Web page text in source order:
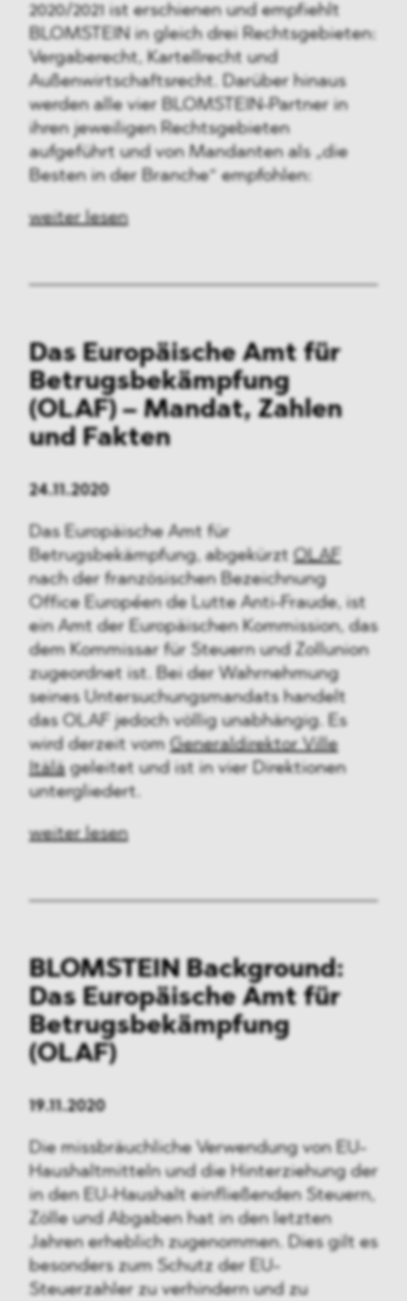
2020/2021 ist erschienen und empfiehlt
BLOMSTEIN in gleich drei Rechtsgebieten:
Vergaberecht, Kartellrecht und
Außenwirtschaftsrecht. Darüber hinaus
werden alle vier BLOMSTEIN-Partner in
ihren jeweiligen Rechtsgebieten
aufgeführt und von Mandanten als „die
Besten in der Branche“ empfohlen:
weiter lesen
Das Europäische Amt für
Betrugsbekämpfung
(OLAF) – Mandat, Zahlen
und Fakten
24.11.2020
Das Europäische Amt für
Betrugsbekämpfung, abgekürzt OLAF
nach der französischen Bezeichnung
Office Européen de Lutte Anti-Fraude, ist
ein Amt der Europäischen Kommission, das
dem Kommissar für Steuern und Zollunion
zugeordnet ist. Bei der Wahrnehmung
seines Untersuchungsmandats handelt
das OLAF jedoch völlig unabhängig. Es
wird derzeit vom Generaldirektor Ville
Itälägeleitet und ist in vier Direktionen
untergliedert.
weiter lesen
BLOMSTEIN Background:
Das Europäische Amt für
Betrugsbekämpfung
(OLAF)
19.11.2020
Die missbräuchliche Verwendung von EU-
Haushaltmitteln und die Hinterziehung der
in den EU-Haushalt einfließenden Steuern,
Zölle und Abgaben hat in den letzten
Jahren erheblich zugenommen. Dies gilt es
besonders zum Schutz der EU-
Steuerzahler zu verhindern und zu